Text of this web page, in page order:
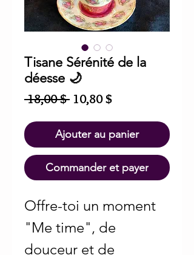
Tisane Sérénité de la
déesse 🌙
18,00 $ Prix
10,80 $Prix
Ajouter au panier
Commander et payer
Offre-toi un moment
"Me time", de
douceur et de